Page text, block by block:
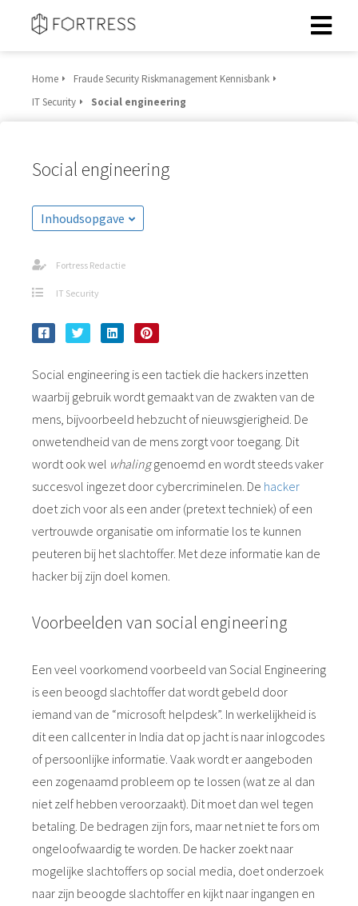
Home
Fraude Security Riskmanagement Kennisbank
IT Security
Social engineering
Social engineering
Inhoudsopgave
Fortress Redactie
IT Security
Social engineering is een tactiek die hackers inzetten
waarbij gebruik wordt gemaakt van de zwakten van de
mens, bijvoorbeeld hebzucht of nieuwsgierigheid. De
onwetendheid van de mens zorgt voor toegang. Dit
wordt ook wel whalinggenoemd en wordt steeds vaker
succesvol ingezet door cybercriminelen. De hacker
doet zich voor als een ander (pretext techniek) of een
vertrouwde organisatie om informatie los te kunnen
peuteren bij het slachtoffer. Met deze informatie kan de
hacker bij zijn doel komen.
Voorbeelden van social engineering
Een veel voorkomend voorbeeld van Social Engineering
is een beoogd slachtoffer dat wordt gebeld door
iemand van de “microsoft helpdesk”. In werkelijkheid is
dit een callcenter in India dat op jacht is naar inlogcodes
of persoonlijke informatie. Vaak wordt er aangeboden
een zogenaamd probleem op te lossen (wat ze al dan
niet zelf hebben veroorzaakt). Dit moet dan wel tegen
betaling. De bedragen zijn fors, maar net niet te fors om
ongeloofwaardig te worden. De hacker zoekt naar
mogelijke slachtoffers op social media, doet onderzoek
naar zijn beoogde slachtoffer en kijkt naar ingangen en